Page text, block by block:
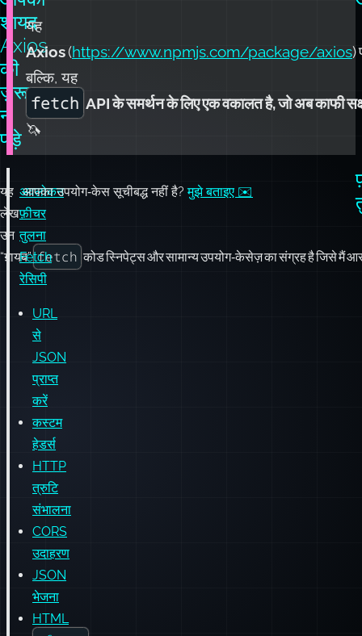
ज़रूरत
न
पड़े
fetch
🦄
यह
लेख
उन
कोड स्निपेट्स और सामान्य उपयोग‑केसेज़ का संग्रह है जिसे मैं
अवलोकन
फ़ीचर
तुलना
रेसिपी
URL
से
JSON
करें
कस्टम
हेडर्स
HTTP
त्रुटि
संभालना
CORS
उदाहरण
JSON
भेजना
HTML
<form>
पोस्ट
करना
फ़ॉर्म‑एन्कोडेड
आपका उपयोग‑केस सूचीबद्ध नहीं है?मुझे बताइए ✉️